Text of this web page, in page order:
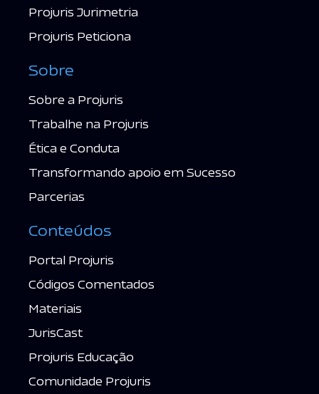
Projuris Jurimetria
Projuris Peticiona
Sobre
Sobre a Projuris
Trabalhe na Projuris
Ética e Conduta
Transformando apoio em Sucesso
Parcerias
Conteúdos
Portal Projuris
Códigos Comentados
Materiais
JurisCast
Projuris Educação
Comunidade Projuris